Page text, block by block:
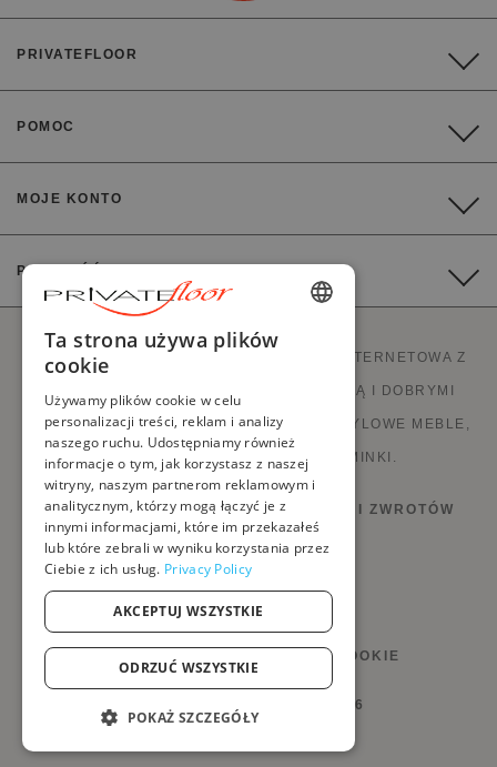
PRIVATEFLOOR
POMOC
MOJE KONTO
PŁATNOŚĆ
PRIVATEFLOOR TO PIERWSZA STRONA INTERNETOWA Z
BEZPOŚREDNIĄ SPRZEDAŻĄ FABRYCZNĄ I DOBRYMI
OFERTAMI W CENACH FABRYCZNYCH. STYLOWE MEBLE,
SOFY, DEKORACJE, LAMPY I KOMINKI.
PRAWO DO ODSTĄPIENIA OD UMOWY I ZWROTÓW
ZASADY I WARUNKI
POLITYKA PRYWATNOŚCI
ZARZĄDZAJ MOIMI PLIKAMI COOKIE
@PRIVATEFLOOR.COM 2026
ENGLISH
GERMAN
ITALIAN
PORTUGUESE
SPANISH
Ta strona używa plików
cookie
Używamy plików cookie w celu
personalizacji treści, reklam i analizy
naszego ruchu. Udostępniamy również
informacje o tym, jak korzystasz z naszej
witryny, naszym partnerom reklamowym i
analitycznym, którzy mogą łączyć je z
innymi informacjami, które im przekazałeś
lub które zebrali w wyniku korzystania przez
Ciebie z ich usług. Privacy Policy
AKCEPTUJ WSZYSTKIE
ODRZUĆ WSZYSTKIE
POKAŻ SZCZEGÓŁY